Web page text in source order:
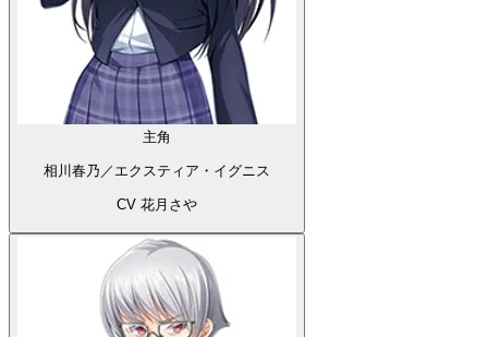
主角
相川春乃／エクスティア・イグニス
CV 花月さや